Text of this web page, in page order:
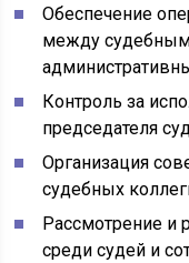
Обеспечение
между
Контроль за
председателя
Организация
судебных
Рассмотрение и
среди судей и